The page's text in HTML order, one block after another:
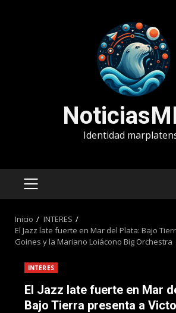
Identidad
MENÚ
Inicio
INTERES
El Jazz late fuerte en Mar del Plata: Bajo
Goines y la Mariano Loiácono Big Orchestra
INTERES
El Jazz late fuerte en Mar
Bajo Tierra presenta a